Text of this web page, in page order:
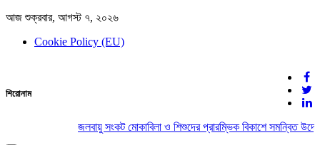
আজ শুক্রবার, আগস্ট ৭, ২০২৬
Cookie Policy (EU)
দেশের খবর
যুক্ত থাকুন দেশের সঙ্গে
শিরোনাম
জলবায়ু সংকট মোকাবিলা ও শিশুদের প্রারম্ভিক বিকাশে সমন্বিত